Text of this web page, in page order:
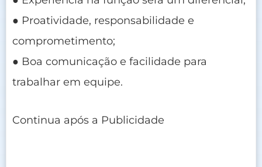
● Proatividade, responsabilidade e
comprometimento;
● Boa comunicação e facilidade para
trabalhar em equipe.
Continua após a Publicidade